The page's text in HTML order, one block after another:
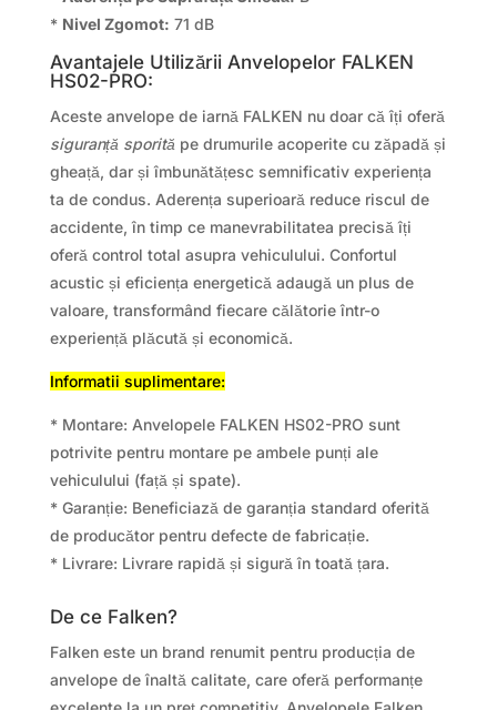
* Nivel Zgomot: 71 dB
Avantajele Utilizării Anvelopelor FALKEN
HS02-PRO:
Aceste anvelope de iarnă FALKEN nu doar că îți oferă
siguranță sporită pe drumurile acoperite cu zăpadă și
gheață, dar și îmbunătățesc semnificativ experiența
ta de condus. Aderența superioară reduce riscul de
accidente, în timp ce manevrabilitatea precisă îți
oferă control total asupra vehiculului. Confortul
acustic și eficiența energetică adaugă un plus de
valoare, transformând fiecare călătorie într-o
experiență plăcută și economică.
Informatii suplimentare:
* Montare: Anvelopele FALKEN HS02-PRO sunt
potrivite pentru montare pe ambele punți ale
vehiculului (față și spate).
* Garanție: Beneficiază de garanția standard oferită
de producător pentru defecte de fabricație.
* Livrare: Livrare rapidă și sigură în toată țara.
De ce Falken?
Falken este un brand renumit pentru producția de
anvelope de înaltă calitate, care oferă performanțe